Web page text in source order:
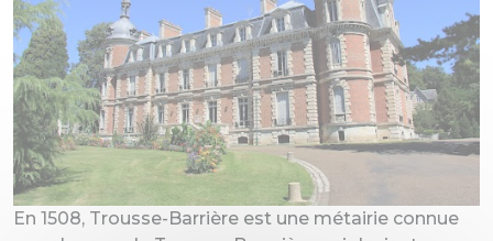
En 1508, Trousse-Barrière est une métairie connue